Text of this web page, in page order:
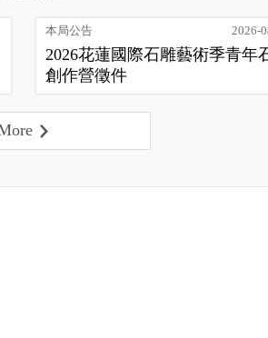
本局公告 2026-
2026花蓮國際石雕藝術季青年
創作營徵件